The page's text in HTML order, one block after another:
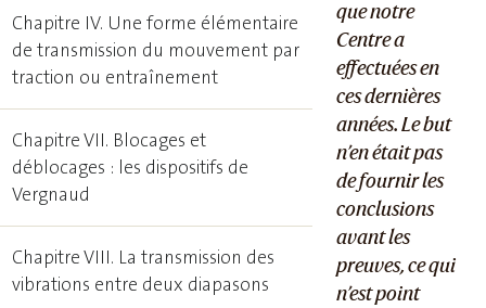
que notre
Centre a
effectuées en
ces dernières
années. Le but
n’en était pas
de fournir les
conclusions
avant les
preuves, ce qui
n’est point
Chapitre IV. Une forme élémentaire
de transmission du mouvement par
traction ou entraînement
Chapitre VII. Blocages et
déblocages : les dispositifs de
Vergnaud
Chapitre VIII. La transmission des
vibrations entre deux diapasons